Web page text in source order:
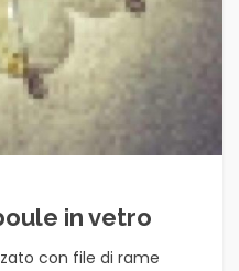
in vetro
con file di rame